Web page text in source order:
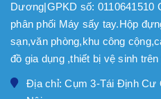
Dương|GPKD số: 0110641510
phân phối Máy sấy tay.Hộp
sạn,văn phòng,khu công
đồ gia dụng ,thiết bị vệ sinh trên
Địa chỉ: Cụm 3-Tái Định Cư